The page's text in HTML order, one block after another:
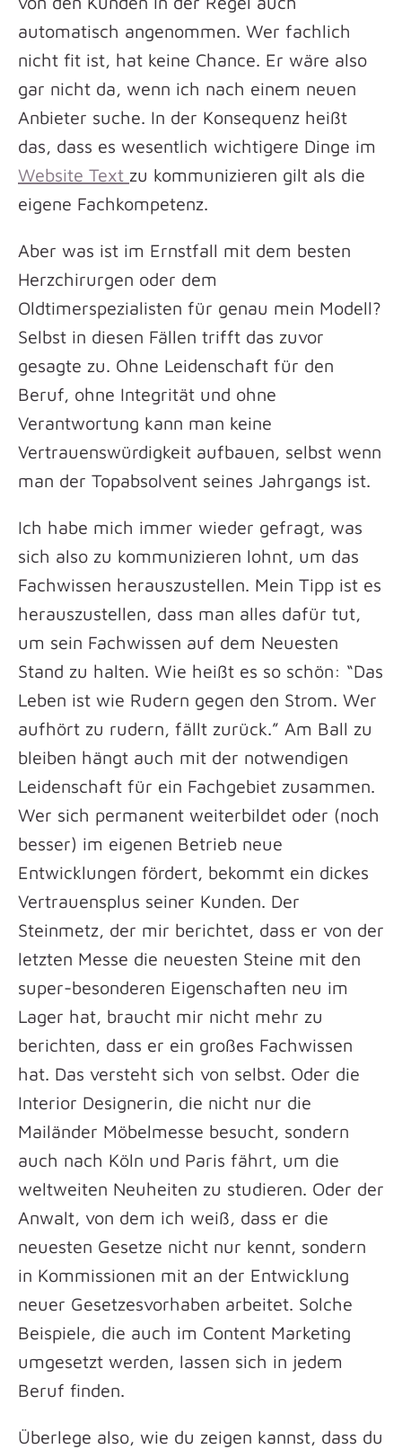
automatisch angenommen. Wer fachlich
nicht fit ist, hat keine Chance. Er wäre also
gar nicht da, wenn ich nach einem neuen
Anbieter suche. In der Konsequenz heißt
das, dass es wesentlich wichtigere Dinge im
Website Text zu kommunizieren gilt als die
eigene Fachkompetenz.
Aber was ist im Ernstfall mit dem besten
Herzchirurgen oder dem
Oldtimerspezialisten für genau mein Modell?
Selbst in diesen Fällen trifft das zuvor
gesagte zu. Ohne Leidenschaft für den
Beruf, ohne Integrität und ohne
Verantwortung kann man keine
Vertrauenswürdigkeit aufbauen, selbst wenn
man der Topabsolvent seines Jahrgangs ist.
Ich habe mich immer wieder gefragt, was
sich also zu kommunizieren lohnt, um das
Fachwissen herauszustellen. Mein Tipp ist es
herauszustellen, dass man alles dafür tut,
um sein Fachwissen auf dem Neuesten
Stand zu halten. Wie heißt es so schön: “Das
Leben ist wie Rudern gegen den Strom. Wer
aufhört zu rudern, fällt zurück.” Am Ball zu
bleiben hängt auch mit der notwendigen
Leidenschaft für ein Fachgebiet zusammen.
Wer sich permanent weiterbildet oder (noch
besser) im eigenen Betrieb neue
Entwicklungen fördert, bekommt ein dickes
Vertrauensplus seiner Kunden. Der
Steinmetz, der mir berichtet, dass er von der
letzten Messe die neuesten Steine mit den
super-besonderen Eigenschaften neu im
Lager hat, braucht mir nicht mehr zu
berichten, dass er ein großes Fachwissen
hat. Das versteht sich von selbst. Oder die
Interior Designerin, die nicht nur die
Mailänder Möbelmesse besucht, sondern
auch nach Köln und Paris fährt, um die
weltweiten Neuheiten zu studieren. Oder der
Anwalt, von dem ich weiß, dass er die
neuesten Gesetze nicht nur kennt, sondern
in Kommissionen mit an der Entwicklung
neuer Gesetzesvorhaben arbeitet. Solche
Beispiele, die auch im Content Marketing
umgesetzt werden, lassen sich in jedem
Beruf finden.
Überlege also, wie du zeigen kannst, dass du